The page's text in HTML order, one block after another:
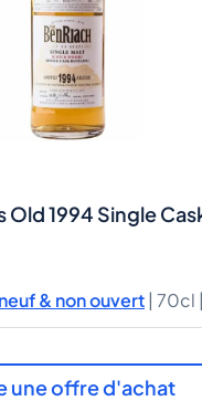
Old 1994 Single
& non ouvert | 70cl |
une offre d'achat